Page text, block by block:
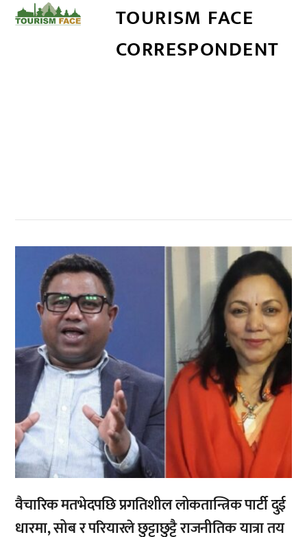
TOURISM FACE
CORRESPONDENT
वैचारिक मतभेदपछि प्रगतिशील लोकतान्त्रिक पार्टी दुई
धारमा, सोब र परियारले छुट्टाछुट्टै राजनीतिक यात्रा तय